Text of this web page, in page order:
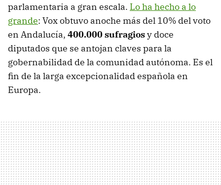
parlamentaria a gran escala. Lo ha hecho a lo
grande: Vox obtuvo anoche más del 10% del voto
en Andalucía, 400.000 sufragiosy doce
diputados que se antojan claves para la
gobernabilidad de la comunidad autónoma. Es el
fin de la larga excepcionalidad española en
Europa.